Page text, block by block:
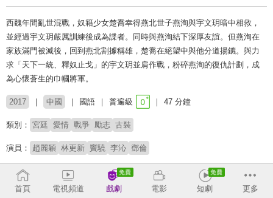
西魏年間亂世混戰，奴籍少女楚喬幸得燕北世子燕洵與宇文玥暗中相救，
並經過宇文玥嚴厲訓練後成為諜者。同時與燕洵結下深厚友誼。但燕洵在
家族滿門被滅後，回到燕北割據稱雄，楚喬在絕望中與他分道揚鑣。與力
求「天下一統、釋奴止戈」的宇文玥並肩作戰，粉碎燕洵的復仇計劃，成
為心懷蒼生的巾幗將軍。
2017 中國 國語 普遍級 47 分鐘
類別： 宮廷 愛情 戰爭 勵志 古裝
演員： 趙麗穎 林更新 竇驍 李沁 鄧倫
# 逆襲 # 虐心 # 三角戀 # 師徒戀
首頁 電視頻道 戲劇 電影 短劇 更多